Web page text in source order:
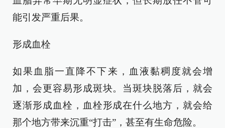
能引发严重后果。
形成血栓
如果血脂一直降不下来，血液黏稠度就会增
加，会更容易形成斑块。当斑块脱落后，就会
逐渐形成血栓，血栓形成在什么地方，就会给
那个地方带来沉重“打击”，甚至有生命危险。